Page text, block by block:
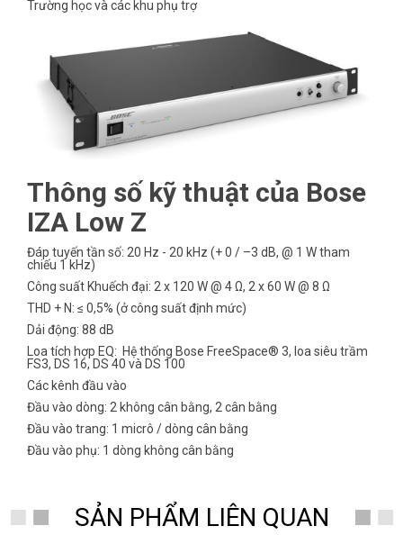
Trường học và các khu phụ trợ
Thông số kỹ thuật của Bose
IZA Low Z
Đáp tuyến tần số: 20 Hz - 20 kHz (+ 0 / –3 dB, @ 1 W tham
chiếu 1 kHz)
Công suất Khuếch đại: 2 x 120 W @ 4 Ω, 2 x 60 W @ 8 Ω
THD + N: ≤ 0,5% (ở công suất định mức)
Dải động: 88 dB
Loa tích hợp EQ: Hệ thống Bose FreeSpace® 3, loa siêu trầm
FS3, DS 16, DS 40 và DS 100
Các kênh đầu vào
Đầu vào dòng: 2 không cân bằng, 2 cân bằng
Đầu vào trang: 1 micrô / dòng cân bằng
Đầu vào phụ: 1 dòng không cân bằng
SẢN PHẨM LIÊN QUAN